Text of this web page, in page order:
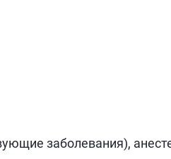
заболевания),